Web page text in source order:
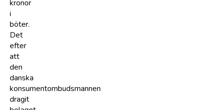
kronor
i
böter.
Det
efter
att
den
danska
konsumentombudsmannen
dragit